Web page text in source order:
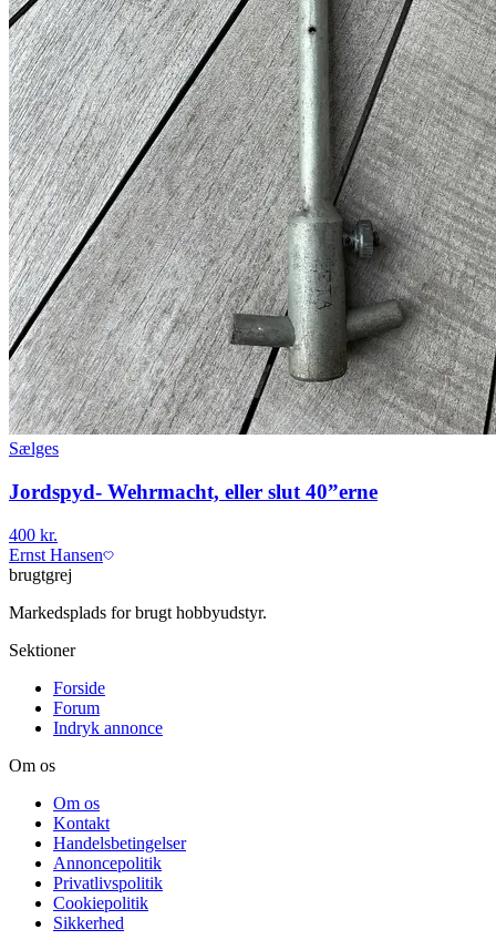
Sælges
Jordspyd- Wehrmacht, eller slut 40”erne
400 kr.
Ernst Hansen
brugtgrej
Markedsplads for brugt hobbyudstyr.
Sektioner
Forside
Forum
Indryk annonce
Om os
Om os
Kontakt
Handelsbetingelser
Annoncepolitik
Privatlivspolitik
Cookiepolitik
Sikkerhed